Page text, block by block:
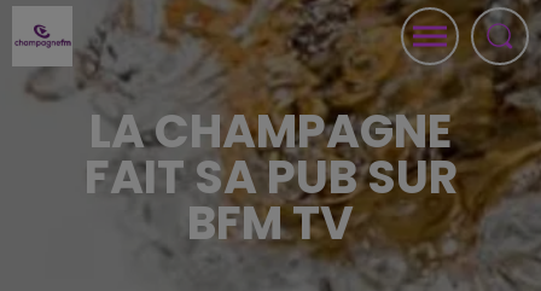
LA CHAMPAGNE
FAIT SA PUB SUR
BFM TV